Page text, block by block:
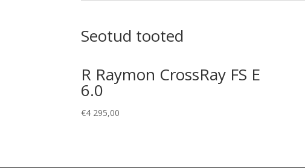
Seotud tooted
R Raymon CrossRay FS E
6.0
€4 295,00